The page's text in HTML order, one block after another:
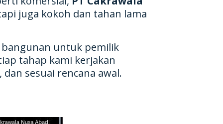
juga kokoh dan tahan lama
bangunan untuk pemilik
tahap kami kerjakan
sesuai rencana awal.